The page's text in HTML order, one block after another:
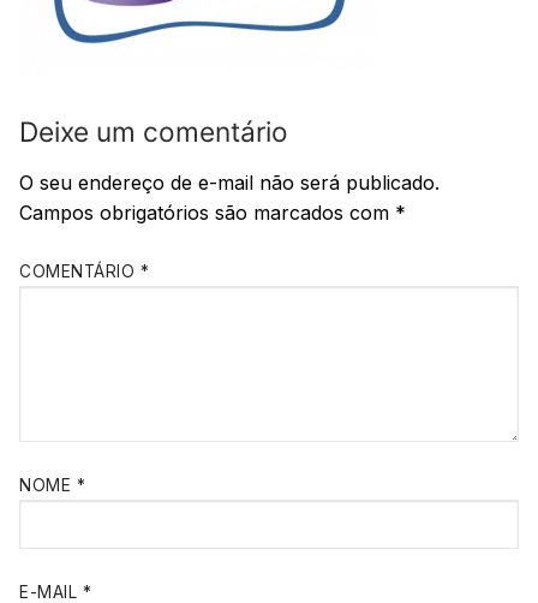
Deixe um comentário
O seu endereço de e-mail não será publicado.
Campos obrigatórios são marcados com *
COMENTÁRIO *
NOME *
E-MAIL *